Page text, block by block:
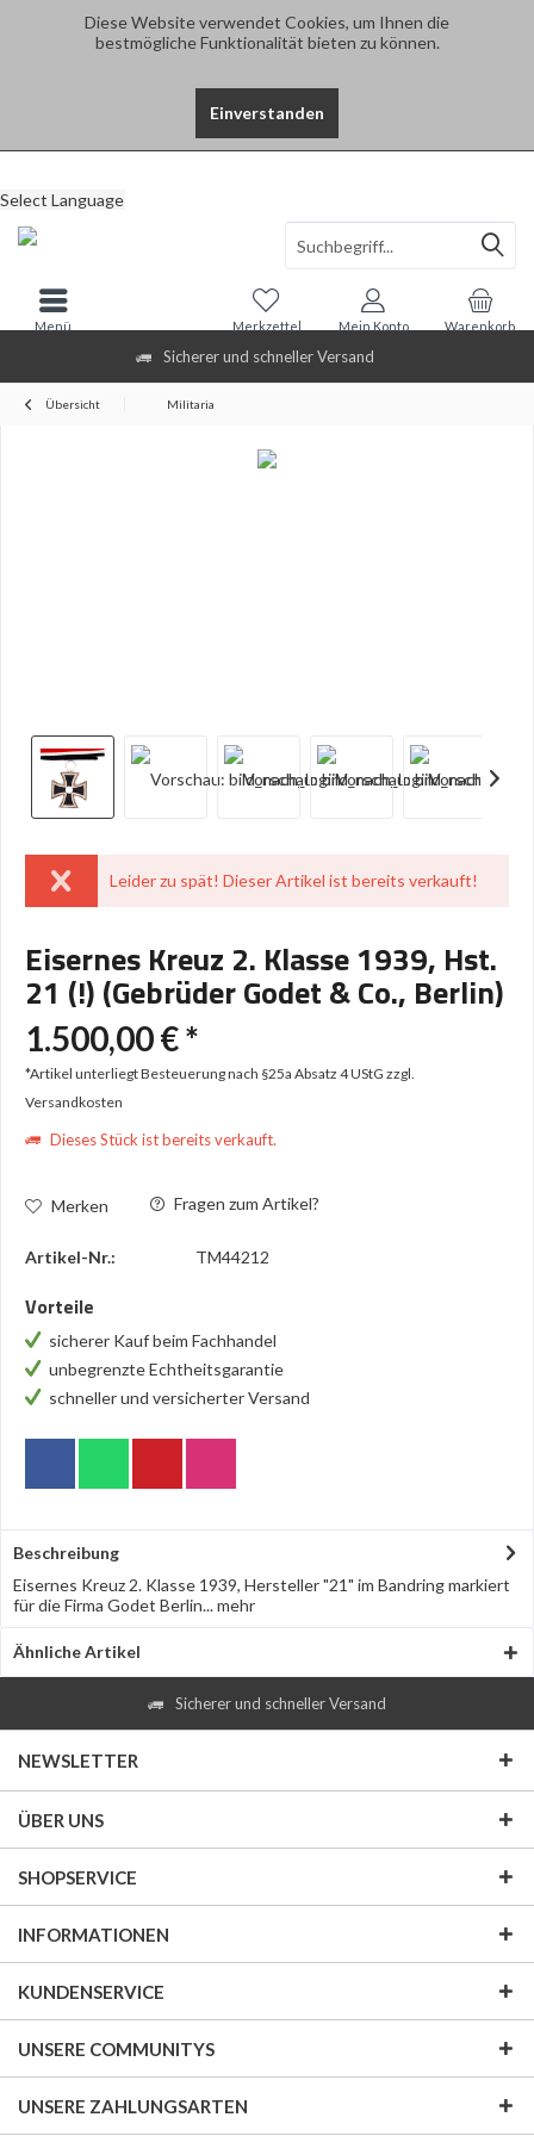
Diese Website verwendet Cookies, um Ihnen die
bestmögliche Funktionalität bieten zu können.
Einverstanden
Sicherer und schneller Versand
Select Language
Warenkorb
Merkzettel Mein Konto
Menü
Übersicht Militaria
Leider zu spät! Dieser Artikel ist bereits verkauft!
Eisernes Kreuz 2. Klasse 1939, Hst.
21 (!) (Gebrüder Godet & Co., Berlin)
1.500,00 € *
*Artikel unterliegt Besteuerung nach §25a Absatz 4 UStG zzgl.
Versandkosten
Dieses Stück ist bereits verkauft.
Merken Fragen zum Artikel?
Artikel-Nr.: TM44212
Vorteile
sicherer Kauf beim Fachhandel
unbegrenzte Echtheitsgarantie
schneller und versicherter Versand
Beschreibung
Eisernes Kreuz 2. Klasse 1939, Hersteller "21" im Bandring markiert
für die Firma Godet Berlin...mehr
Ähnliche Artikel
Sicherer und schneller Versand
NEWSLETTER
ÜBER UNS
SHOPSERVICE
INFORMATIONEN
KUNDENSERVICE
UNSERE COMMUNITYS
UNSERE ZAHLUNGSARTEN